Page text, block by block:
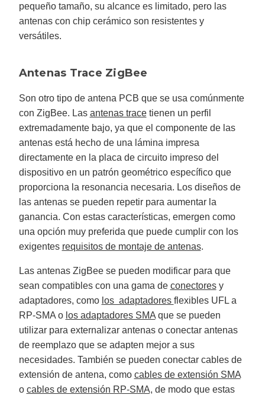
pequeño tamaño, su alcance es limitado, pero las
antenas con chip cerámico son resistentes y
versátiles.
Antenas Trace ZigBee
Son otro tipo de antena PCB que se usa comúnmente
con ZigBee. Las antenas tracetienen un perfil
extremadamente bajo, ya que el componente de las
antenas está hecho de una lámina impresa
directamente en la placa de circuito impreso del
dispositivo en un patrón geométrico específico que
proporciona la resonancia necesaria. Los diseños de
las antenas se pueden repetir para aumentar la
ganancia. Con estas características, emergen como
una opción muy preferida que puede cumplir con los
exigentes requisitos de montaje de antenas.
Las antenas ZigBee se pueden modificar para que
sean compatibles con una gama de conectoresy
adaptadores, como los adaptadores flexibles UFL a
RP-SMA o los adaptadores SMAque se pueden
utilizar para externalizar antenas o conectar antenas
de reemplazo que se adapten mejor a sus
necesidades. También se pueden conectar cables de
extensión de antena, como cables de extensión SMA
o cables de extensión RP-SMA, de modo que estas